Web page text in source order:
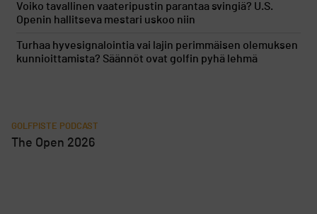
Voiko tavallinen vaateripustin parantaa svingiä? U.S.
Openin hallitseva mestari uskoo niin
Turhaa hyvesignalointia vai lajin perimmäisen olemuksen
kunnioittamista? Säännöt ovat golfin pyhä lehmä
GOLFPISTE PODCAST
The Open 2026